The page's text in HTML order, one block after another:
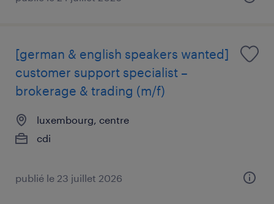
[german & english speakers wanted]
customer support specialist –
brokerage & trading (m/f)
luxembourg, centre
cdi
publié le 23 juillet 2026